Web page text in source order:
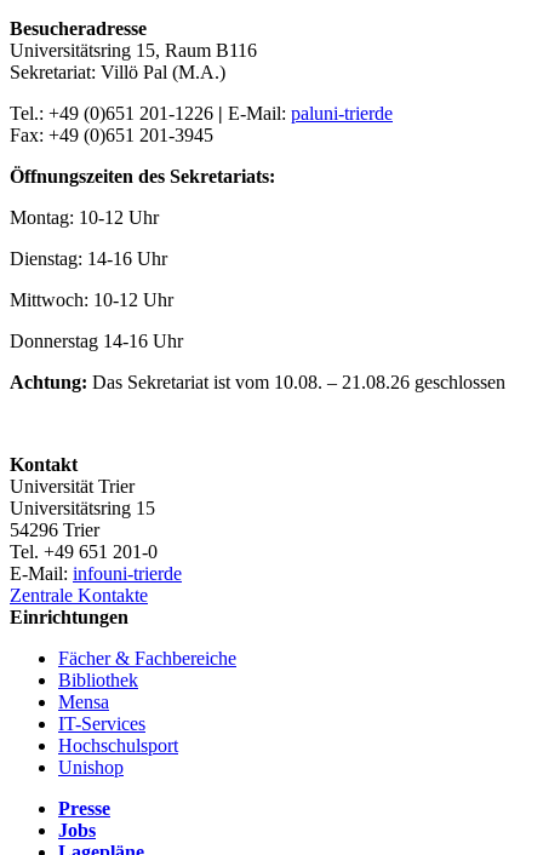
Besucheradresse
Universitätsring 15, Raum B116
Sekretariat: Villö Pal (M.A.)
Tel.: +49 (0)651 201-1226 | E-Mail: paluni-trierde
Fax: +49 (0)651 201-3945
Öffnungszeiten des Sekretariats:
Montag: 10-12 Uhr
Dienstag: 14-16 Uhr
Mittwoch: 10-12 Uhr
Donnerstag 14-16 Uhr
Achtung: Das Sekretariat ist vom 10.08. – 21.08.26 geschlossen
Kontakt
Universität Trier
Universitätsring 15
54296 Trier
Tel. +49 651 201-0
E-Mail: infouni-trierde
Zentrale Kontakte
Einrichtungen
Fächer & Fachbereiche
Bibliothek
Mensa
IT-Services
Hochschulsport
Unishop
Presse
Jobs